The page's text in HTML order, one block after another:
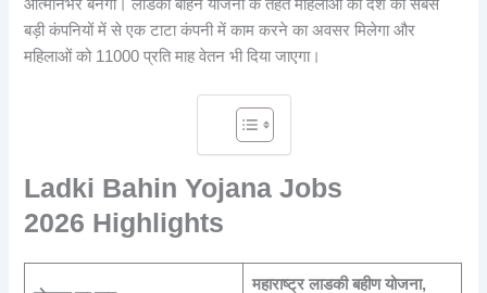
आत्मनिर्भर बनेंगी। लाडकी बहिन योजना के तहत महिलाओं को देश की सबसे
बड़ी कंपनियों में से एक टाटा कंपनी में काम करने का अवसर मिलेगा और
महिलाओं को 11000 प्रति माह वेतन भी दिया जाएगा।
Ladki Bahin Yojana Jobs
2026 Highlights
महाराष्ट्र लाडकी बहीण योजना,